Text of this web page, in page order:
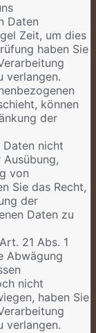
Daten
Zeit, um dies
haben Sie
verlangen.
können
der
Daten nicht
von
Sie das Recht,
der
Daten zu
21 Abs. 1
Abwägung
nicht
haben Sie
verlangen.